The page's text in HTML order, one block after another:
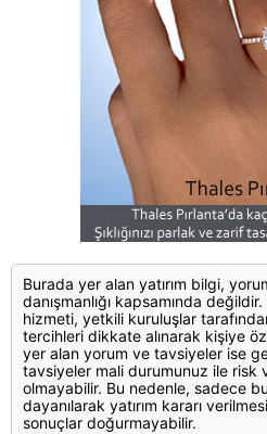
Burada yer alan yatırım bilgi,
danışmanlığı kapsamında değildir.
hizmeti, yetkili kuruluşlar
tercihleri dikkate alınarak kişiye
yer alan yorum ve tavsiyeler ise
tavsiyeler mali durumunuz ile risk
olmayabilir. Bu nedenle, sadece
dayanılarak yatırım kararı
sonuçlar doğurmayabilir.